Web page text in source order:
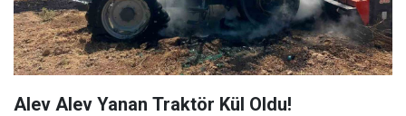
Alev Alev Yanan Traktör Kül Oldu!